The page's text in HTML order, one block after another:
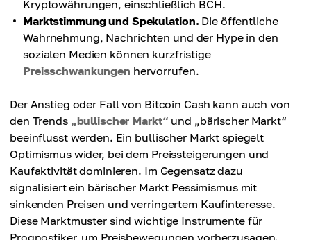
Kryptowährungen, einschließlich BCH.
Marktstimmung und Spekulation. Die öffentliche
Wahrnehmung, Nachrichten und der Hype in den
sozialen Medien können kurzfristige
Preisschwankungen hervorrufen.
Der Anstieg oder Fall von Bitcoin Cash kann auch von
den Trends „bullischer Markt“ und „bärischer Markt“
beeinflusst werden. Ein bullischer Markt spiegelt
Optimismus wider, bei dem Preissteigerungen und
Kaufaktivität dominieren. Im Gegensatz dazu
signalisiert ein bärischer Markt Pessimismus mit
sinkenden Preisen und verringertem Kaufinteresse.
Diese Marktmuster sind wichtige Instrumente für
Prognostiker, um Preisbewegungen vorherzusagen.